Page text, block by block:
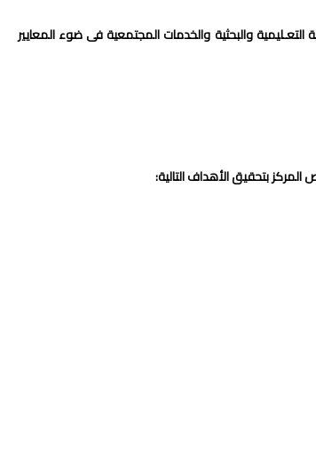
والبحثية والخدمات المجتمعية فى ضوء المعايير
بتحقيق الأهداف التالية: